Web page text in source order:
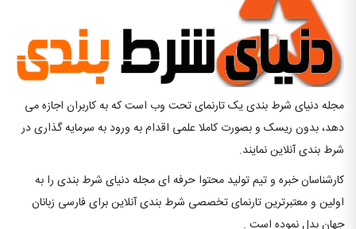
مجله دنیای شرط بندی یک تارنمای تحت وب است که به کاربران اجازه می
دهد، بدون ریسک و بصورت کاملا علمی اقدام به ورود به سرمایه گذاری در
شرط بندی آنلاین نمایند.
کارشناسان خبره و تیم تولید محتوا حرفه ای مجله دنیای شرط بندی را به
اولین و معتبرترین تارنمای تخصصی شرط بندی آنلاین برای فارسی زبانان